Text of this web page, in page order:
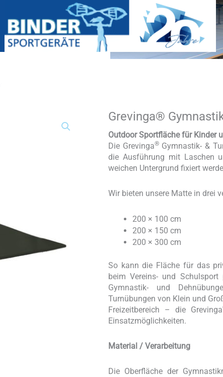
Grevinga®
Outdoor Sportfläche für Kinder
Die Grevinga®Gymnastik- &
die Ausführung mit Laschen
weichen Untergrund fixiert
Wir bieten unsere Matte in drei
200 × 100 cm
200 × 150 cm
200 × 300 cm
So kann die Fläche für das
beim Vereins- und
Gymnastik- und
Turnübungen von Klein und
Freizeitbereich – die Grevinga
Einsatzmöglichkeiten.
Material / Verarbeitung
Die Oberfläche der
Grevinga®
&
Turnfläche
Outdoor
Menge